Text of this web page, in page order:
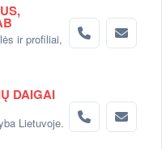
ir profiliai,
DAIGAI
Lietuvoje.